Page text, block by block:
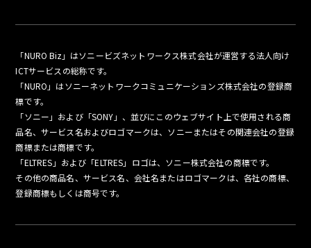
「NURO Biz」はソニービズネットワークス株式会社が運営する法人向け
ICTサービスの総称です。
「NURO」はソニーネットワークコミュニケーションズ株式会社の登録商
標です。
「ソニー」および「SONY」、並びにこのウェブサイト上で使用される商
品名、サービス名およびロゴマークは、ソニーまたはその関連会社の登録
商標または商標です。
「ELTRES」および「ELTRES」ロゴは、ソニー株式会社の商標です。
その他の商品名、サービス名、会社名またはロゴマークは、各社の商標、
登録商標もしくは商号です。